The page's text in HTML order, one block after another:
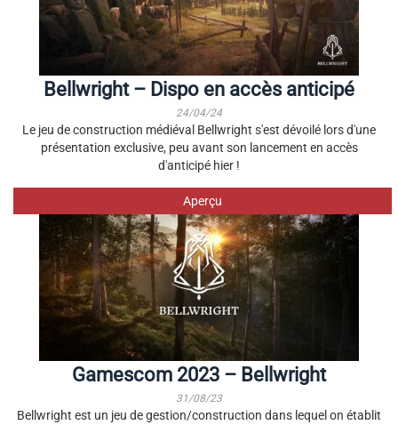
Bellwright – Dispo en accès anticipé
24/04/24
Le jeu de construction médiéval Bellwright s'est dévoilé lors d'une
présentation exclusive, peu avant son lancement en accès
d'anticipé hier !
Aperçu
Gamescom 2023 – Bellwright
31/08/23
Bellwright est un jeu de gestion/construction dans lequel on établit